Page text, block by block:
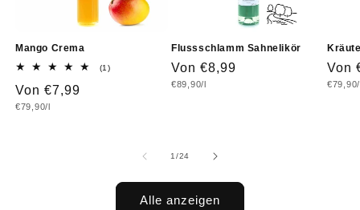
Mango Crema
(1)1
Normaler
Preis
Von €7,99
Grundpreis
€79,90/l
Flussschlamm Sahnelikör
Normaler
Preis
Von €8,99
Grundpreis
€89,90/l
Preis
Von
1/von
24
Alle anzeigen